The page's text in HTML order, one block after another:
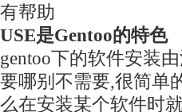
有帮助
USE是Gentoo的特色
gentoo下的软件安装
要哪别不需要,很简单
么在安装某个软件时